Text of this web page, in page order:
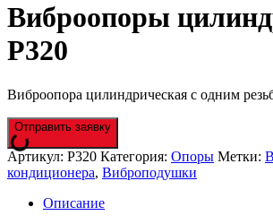
Виброопоры
P320
Виброопора цилиндрическая с одним
Отправить заявку
Артикул: P320 Категория: Опоры Метки:
кондиционера, Виброподушки
Описание